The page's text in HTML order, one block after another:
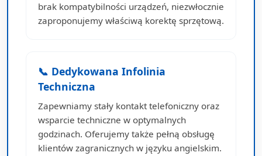
brak kompatybilności urządzeń, niezwłocznie
zaproponujemy właściwą korektę sprzętową.
📞 Dedykowana Infolinia
Techniczna
Zapewniamy stały kontakt telefoniczny oraz
wsparcie techniczne w optymalnych
godzinach. Oferujemy także pełną obsługę
klientów zagranicznych w języku angielskim.